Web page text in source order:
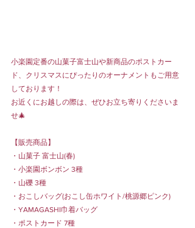
小楽園定番の山菓子富士山や新商品のポストカー
ド、クリスマスにぴったりのオーナメントもご用意
しております！
お近くにお越しの際は、ぜひお立ち寄りくださいま
せ🎄
【販売商品】
・山菓子 富士山(春)
・小楽園ボンボン 3種
・山礫 3種
・おこしバッグ(おこし缶ホワイト/桃源郷ピンク)
・YAMAGASHI巾着バッグ
・ポストカード 7種